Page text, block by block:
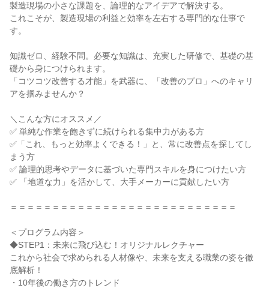
製造現場の小さな課題を、論理的なアイデアで解決する。
これこそが、製造現場の利益と効率を左右する専門的な仕事で
す。
知識ゼロ、経験不問。必要な知識は、充実した研修で、基礎の基
礎から身につけられます。
「コツコツ改善する才能」を武器に、「改善のプロ」へのキャリ
アを掴みませんか？
＼こんな方にオススメ／
✅ 単純な作業を飽きずに続けられる集中力がある方
✅「これ、もっと効率よくできる！」と、常に改善点を探してし
まう方
✅ 論理的思考やデータに基づいた専門スキルを身につけたい方
✅ 「地道な力」を活かして、大手メーカーに貢献したい方
＝＝＝＝＝＝＝＝＝＝＝＝＝＝＝＝＝＝＝＝＝＝＝＝＝＝＝
＜プログラム内容＞
◆STEP1：未来に飛び込む！オリジナルレクチャー
これから社会で求められる人材像や、未来を支える職業の姿を徹
底解析！
・10年後の働き方のトレンド